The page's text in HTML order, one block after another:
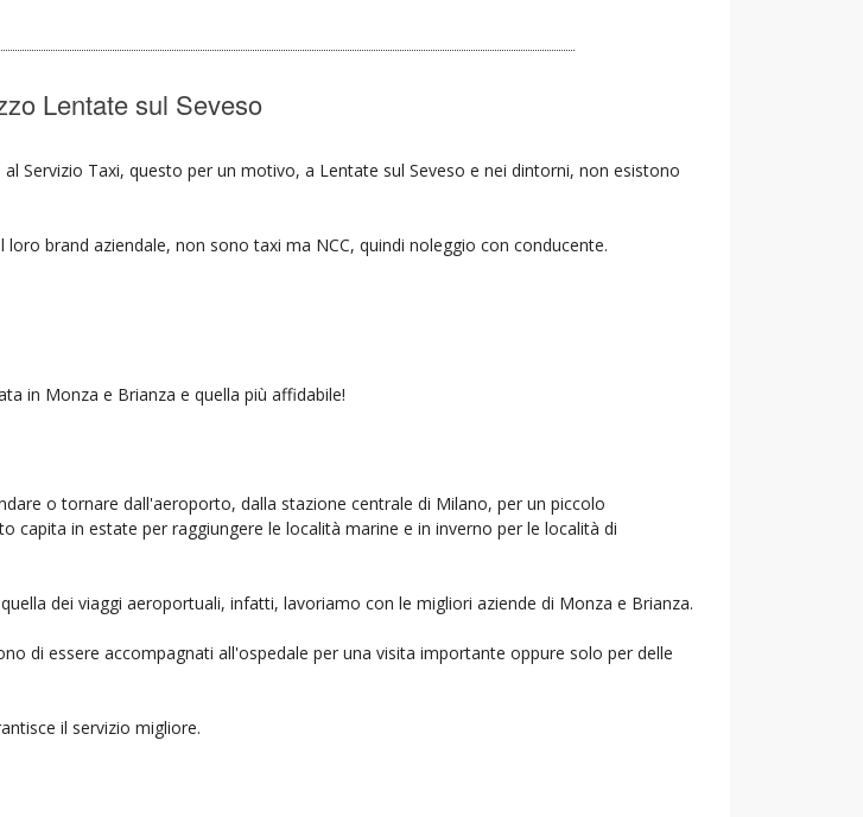
Lentate sul Seveso
Servizio Taxi, questo per un motivo, a Lentate sul Seveso e nei dintorni, non esistono
brand aziendale, non sono taxi ma NCC, quindi noleggio con conducente.
in Monza e Brianza e quella più affidabile!
o tornare dall'aeroporto, dalla stazione centrale di Milano, per un piccolo
in estate per raggiungere le località marine e in inverno per le località di
dei viaggi aeroportuali, infatti, lavoriamo con le migliori aziende di Monza e Brianza.
di essere accompagnati all'ospedale per una visita importante oppure solo per delle
il servizio migliore.